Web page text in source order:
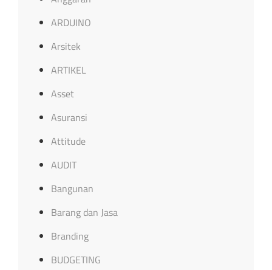
ARDUINO
Arsitek
ARTIKEL
Asset
Asuransi
Attitude
AUDIT
Bangunan
Barang dan Jasa
Branding
BUDGETING